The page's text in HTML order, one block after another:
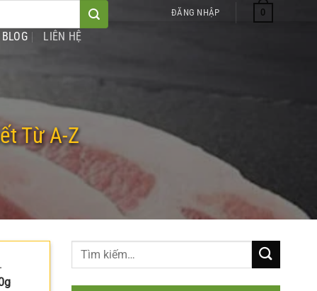
ĐĂNG NHẬP 0
BLOG LIÊN HỆ
Từ A-Z